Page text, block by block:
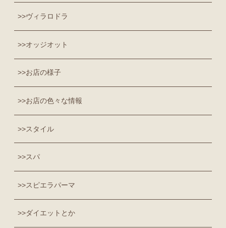
ヴィラロドラ
オッジオット
お店の様子
お店の色々な情報
スタイル
スパ
スピエラパーマ
ダイエットとか